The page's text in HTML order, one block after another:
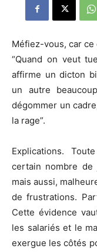
Méfiez-vous, car ce
“Quand on veut
affirme un dicton
un autre
dégommer un
la rage”.
Explications.
certain nombre de
mais aussi,
de frustrations.
Cette évidence
les salariés et le
exergue les côtés